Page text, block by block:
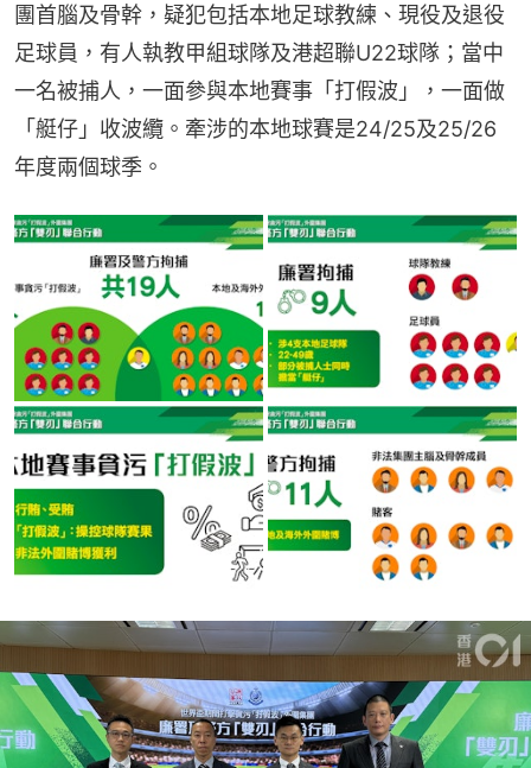
團首腦及骨幹，疑犯包括本地足球教練、現役及退役
足球員，有人執教甲組球隊及港超聯U22球隊；當中
一名被捕人，一面參與本地賽事「打假波」，一面做
「艇仔」收波纜。牽涉的本地球賽是24/25及25/26
年度兩個球季。